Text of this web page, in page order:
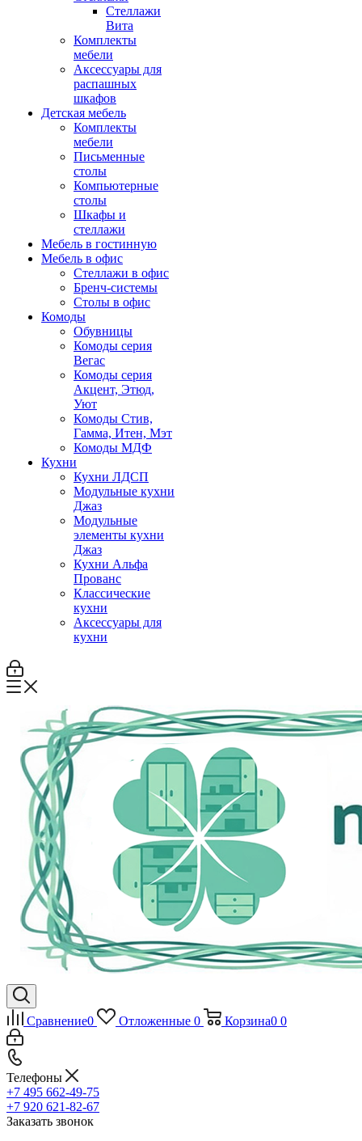
Стеллажи
Вита
Комплекты
мебели
Аксессуары для
распашных
шкафов
Детская мебель
Комплекты
мебели
Письменные
столы
Компьютерные
столы
Шкафы и
стеллажи
Мебель в гостинную
Мебель в офис
Стеллажи в офис
Бренч-системы
Столы в офис
Комоды
Обувницы
Комоды серия
Вегас
Комоды серия
Акцент, Этюд,
Уют
Комоды Стив,
Гамма, Итен, Мэт
Комоды МДФ
Кухни
Кухни ЛДСП
Модульные кухни
Джаз
Модульные
элементы кухни
Джаз
Кухни Альфа
Прованс
Классические
кухни
Аксессуары для
кухни
Сравнение0 Отложенные 0 Корзина0 0
Телефоны
+7 495 662-49-75
+7 920 621-82-67
Заказать звонок